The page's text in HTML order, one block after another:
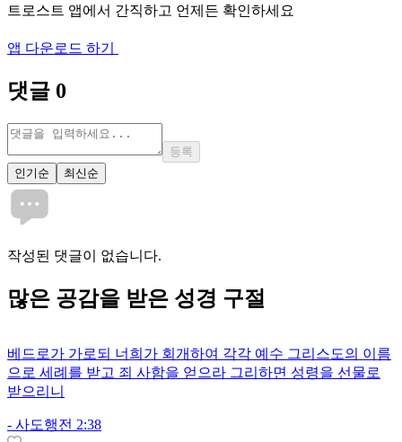
트로스트 앱에서 간직하고 언제든 확인하세요
앱 다운로드 하기
댓글 0
등록
인기순
최신순
작성된 댓글이 없습니다.
많은 공감을 받은 성경 구절
베드로가 가로되 너희가 회개하여 각각 예수 그리스도의 이름
으로 세례를 받고 죄 사함을 얻으라 그리하면 성령을 선물로
받으리니
- 사도행전 2:38